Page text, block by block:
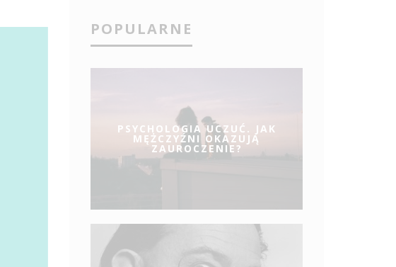
POPULARNE
PSYCHOLOGIA UCZUĆ. JAK
MĘŻCZYŹNI OKAZUJĄ
ZAUROCZENIE?